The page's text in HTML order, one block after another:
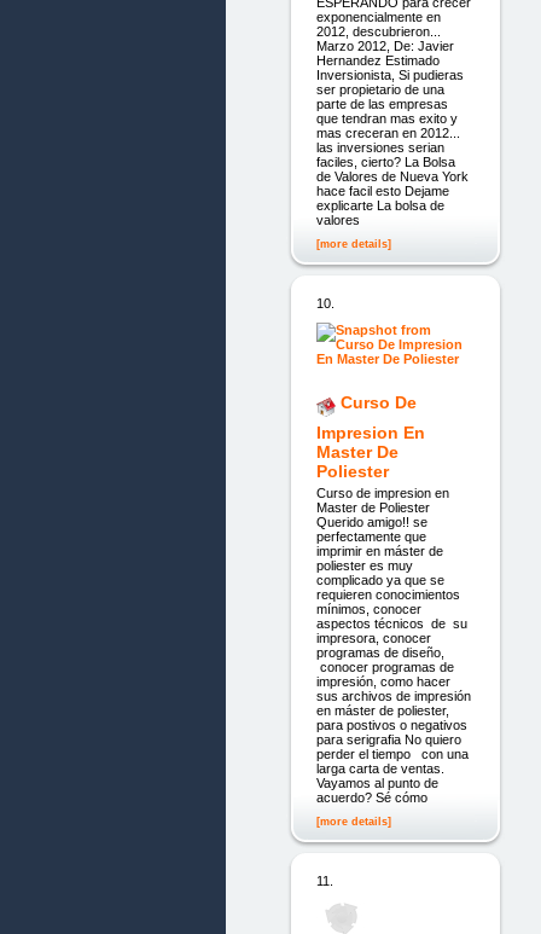
exponencialmente en
2012, descubrieron...
Marzo 2012, De: Javier
Hernandez Estimado
Inversionista, Si pudieras
ser propietario de una
parte de las empresas
que tendran mas exito y
mas creceran en 2012...
las inversiones serian
faciles, cierto? La Bolsa
de Valores de Nueva York
hace facil esto Dejame
explicarte La bolsa de
valores
[more details]
10.
Curso De
Impresion En
Master De
Poliester
Curso de impresion en
Master de Poliester
Querido amigo!! se
perfectamente que
imprimir en máster de
poliester es muy
complicado ya que se
requieren conocimientos
mínimos, conocer
aspectos técnicos de su
impresora, conocer
programas de diseño,
conocer programas de
impresión, como hacer
sus archivos de impresión
en máster de poliester,
para postivos o negativos
para serigrafia No quiero
perder el tiempo con una
larga carta de ventas.
Vayamos al punto de
acuerdo? Sé cómo
[more details]
11.